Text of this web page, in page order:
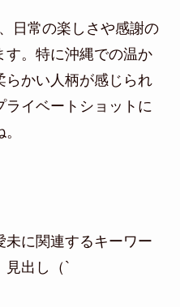
日常の楽しさや感謝の
す。特に沖縄での温か
らかい人柄が感じられ
ライベートショットに
未に関連するキーワー
見出し（`